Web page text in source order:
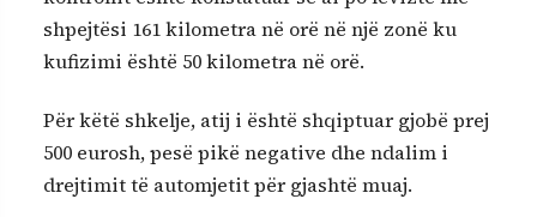
shpejtësi 161 kilometra në orë në një zonë ku
kufizimi është 50 kilometra në orë.
Për këtë shkelje, atij i është shqiptuar gjobë prej
500 eurosh, pesë pikë negative dhe ndalim i
drejtimit të automjetit për gjashtë muaj.